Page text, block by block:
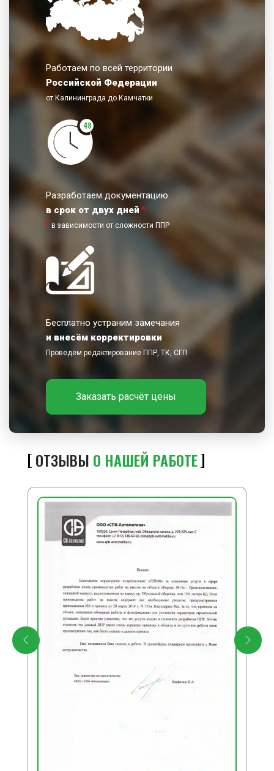
Работаем по всей территории
Российской Федерации
от Калининграда до Камчатки
48
Разработаем документацию
в срок от двух дней *
* в зависимости от сложности ППР
Бесплатно устраним замечания
и внесём корректировки
Проведём редактирование ППР, ТК, СГП
Заказать расчёт цены
ОТЗЫВЫ О НАШЕЙ РАБОТЕ